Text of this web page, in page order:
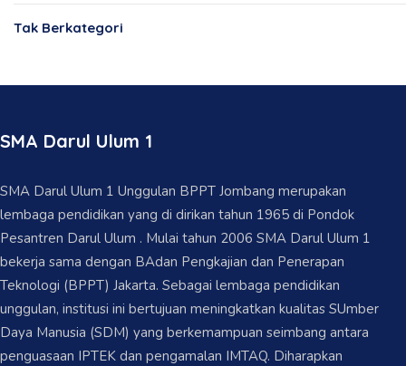
Tak Berkategori
SMA Darul Ulum 1
SMA Darul Ulum 1 Unggulan BPPT Jombang merupakan
lembaga pendidikan yang di dirikan tahun 1965 di Pondok
Pesantren Darul Ulum . Mulai tahun 2006 SMA Darul Ulum 1
bekerja sama dengan BAdan Pengkajian dan Penerapan
Teknologi (BPPT) Jakarta. Sebagai lembaga pendidikan
unggulan, institusi ini bertujuan meningkatkan kualitas SUmber
Daya Manusia (SDM) yang berkemampuan seimbang antara
penguasaan IPTEK dan pengamalan IMTAQ. Diharapkan